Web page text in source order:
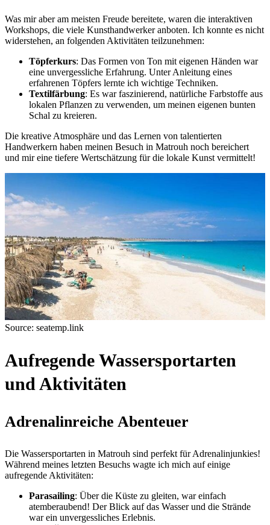
Was mir aber am meisten Freude bereitete, waren die interaktiven
Workshops, die viele Kunsthandwerker anboten. Ich konnte es nicht
widerstehen, an folgenden Aktivitäten teilzunehmen:
Töpferkurs: Das Formen von Ton mit eigenen Händen war
eine unvergessliche Erfahrung. Unter Anleitung eines
erfahrenen Töpfers lernte ich wichtige Techniken.
Textilfärbung: Es war faszinierend, natürliche Farbstoffe aus
lokalen Pflanzen zu verwenden, um meinen eigenen bunten
Schal zu kreieren.
Die kreative Atmosphäre und das Lernen von talentierten
Handwerkern haben meinen Besuch in Matrouh noch bereichert
und mir eine tiefere Wertschätzung für die lokale Kunst vermittelt!
Source: seatemp.link
Aufregende Wassersportarten
und Aktivitäten
Adrenalinreiche Abenteuer
Die Wassersportarten in Matrouh sind perfekt für Adrenalinjunkies!
Während meines letzten Besuchs wagte ich mich auf einige
aufregende Aktivitäten:
Parasailing: Über die Küste zu gleiten, war einfach
atemberaubend! Der Blick auf das Wasser und die Strände
war ein unvergessliches Erlebnis.